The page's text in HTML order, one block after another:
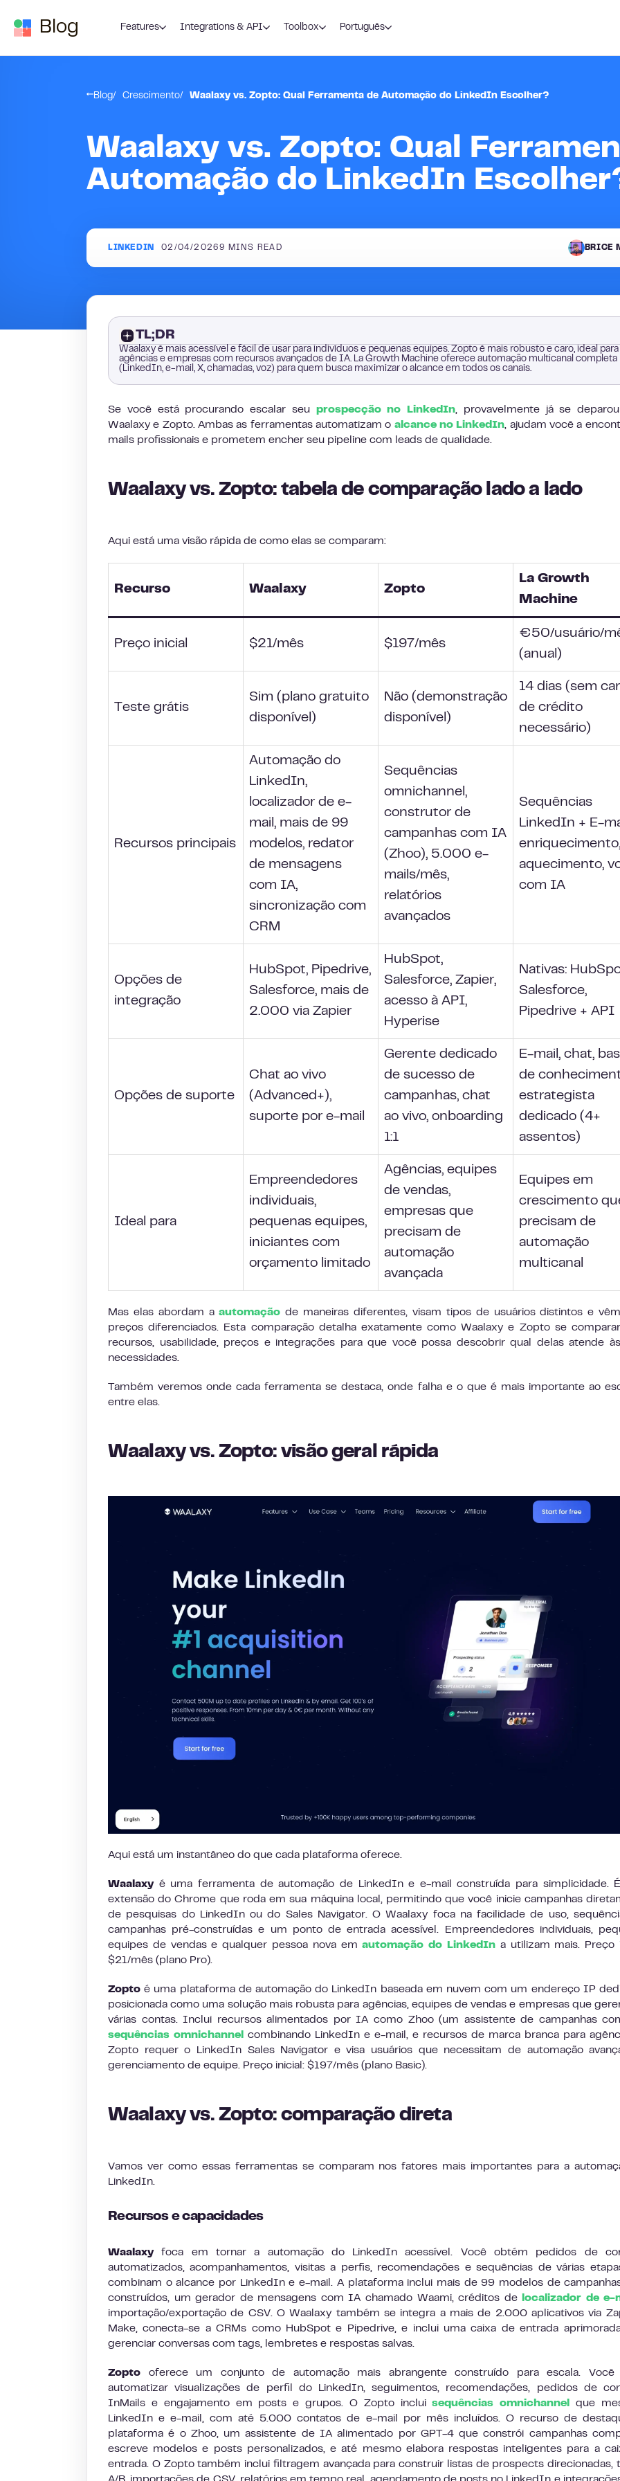
Blog Features Integrations & API Toolbox Português
Blog Crescimento Waalaxy vs. Zopto: Qual Ferramenta de Automação do LinkedIn Escolher?
Waalaxy vs. Zopto: Qual
Automação do LinkedIn
LINKEDIN 02/04/2026 9 MINS READ BRICE
TL;DR
Waalaxy é mais acessível e fácil de usar para indivíduos e pequenas equipes. Zopto é mais robusto e caro, ideal para
agências e empresas com recursos avançados de IA. La Growth Machine oferece automação multicanal completa
(LinkedIn, e-mail, X, chamadas, voz) para quem busca maximizar o alcance em todos os canais.
Se você está procurando escalar seu prospecção no LinkedIn, provavelmente já se
Waalaxy e Zopto. Ambas as ferramentas automatizam o alcance no LinkedIn, ajudam você a
mails profissionais e prometem encher seu pipeline com leads de qualidade.
Waalaxy vs. Zopto: tabela de comparação lado a lado
Aqui está uma visão rápida de como elas se comparam:
Recurso Waalaxy Zopto
La Growth
Machine
Preço inicial $21/mês $197/mês
€50/usuário/
(anual)
Teste grátis
Sim (plano gratuito
disponível)
Não (demonstração
disponível)
14 dias (sem
de crédito
necessário)
Recursos principais
Automação do
LinkedIn,
localizador de e-
mail, mais de 99
modelos, redator
de mensagens
com IA,
sincronização com
CRM
Sequências
omnichannel,
construtor de
campanhas com IA
(Zhoo), 5.000 e-
mails/mês,
relatórios
avançados
Sequências
LinkedIn + E-
enriquecimento,
aquecimento,
com IA
Opções de
integração
HubSpot, Pipedrive,
Salesforce, mais de
2.000 via Zapier
HubSpot,
Salesforce, Zapier,
acesso à API,
Hyperise
Nativas:
Salesforce,
Pipedrive + API
Opções de suporte
Chat ao vivo
(Advanced+),
suporte por e-mail
Gerente dedicado
de sucesso de
campanhas, chat
ao vivo, onboarding
1:1
E-mail, chat,
de
estrategista
dedicado (4+
assentos)
Ideal para
Empreendedores
individuais,
pequenas equipes,
iniciantes com
orçamento limitado
Agências, equipes
de vendas,
empresas que
precisam de
automação
avançada
Equipes em
crescimento
precisam de
automação
multicanal
Mas elas abordam aautomação de maneiras diferentes, visam tipos de usuários distintos e
preços diferenciados. Esta comparação detalha exatamente como Waalaxy e Zopto se
recursos, usabilidade, preços e integrações para que você possa descobrir qual delas atende
necessidades.
Também veremos onde cada ferramenta se destaca, onde falha e o que é mais importante ao
entre elas.
Waalaxy vs. Zopto: visão geral rápida
Aqui está um instantâneo do que cada plataforma oferece.
Waalaxyé uma ferramenta de automação de LinkedIn e e-mail construída para simplicidade.
extensão do Chrome que roda em sua máquina local, permitindo que você inicie campanhas
de pesquisas do LinkedIn ou do Sales Navigator. O Waalaxy foca na facilidade de uso,
campanhas pré-construídas e um ponto de entrada acessível. Empreendedores individuais,
equipes de vendas e qualquer pessoa nova emautomação do LinkedIn a utilizam mais. Preço
$21/mês (plano Pro).
Zopto é uma plataforma de automação do LinkedIn baseada em nuvem com um endereço IP
posicionada como uma solução mais robusta para agências, equipes de vendas e empresas que
várias contas. Inclui recursos alimentados por IA como Zhoo (um assistente de campanhas
sequências omnichannel
combinando LinkedIn e e-mail, e recursos de marca branca para
Zopto requer o LinkedIn Sales Navigator e visa usuários que necessitam de automação
gerenciamento de equipe. Preço inicial: $197/mês (plano Basic).
Waalaxy vs. Zopto: comparação direta
Vamos ver como essas ferramentas se comparam nos fatores mais importantes para a
LinkedIn.
Recursos e capacidades
Waalaxyfoca em tornar a automação do LinkedIn acessível. Você obtém pedidos de
automatizados, acompanhamentos, visitas a perfis, recomendações e sequências de várias
combinam o alcance por LinkedIn e e-mail. A plataforma inclui mais de 99 modelos de
construídos, um gerador de mensagens com IA chamado Waami, créditos de
localizador de e-
importação/exportação de CSV. O Waalaxy também se integra a mais de 2.000 aplicativos via
Make, conecta-se a CRMs como HubSpot e Pipedrive, e inclui uma caixa de entrada
gerenciar conversas com tags, lembretes e respostas salvas.
Zopto oferece um conjunto de automação mais abrangente construído para escala. Você
automatizar visualizações de perfil do LinkedIn, seguimentos, recomendações, pedidos de
InMails e engajamento em posts e grupos. O Zopto incluisequências omnichannel
que
LinkedIn e e-mail, com até 5.000 contatos de e-mail por mês incluídos. O recurso de
plataforma é o Zhoo, um assistente de IA alimentado por GPT-4 que constrói campanhas
escreve modelos e posts personalizados, e até mesmo elabora respostas inteligentes para a
entrada. O Zopto também inclui filtragem avançada para construir listas de prospects direcionadas,